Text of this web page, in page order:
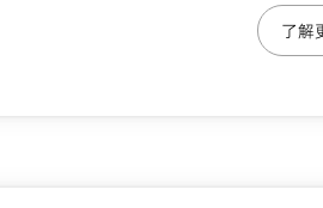
了解